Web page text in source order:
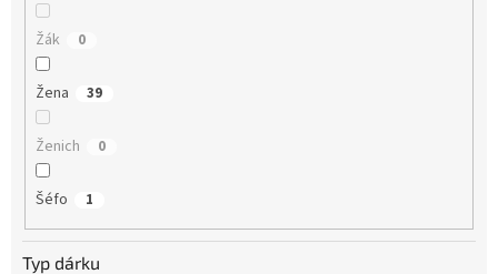
Žák 0
Žena 39
Ženich 0
Šéfo 1
Typ dárku